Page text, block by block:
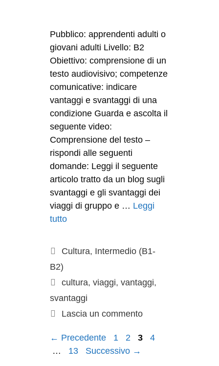
Pubblico: apprendenti adulti o
giovani adulti Livello: B2
Obiettivo: comprensione di un
testo audiovisivo; competenze
comunicative: indicare
vantaggi e svantaggi di una
condizione Guarda e ascolta il
seguente video:
Comprensione del testo –
rispondi alle seguenti
domande: Leggi il seguente
articolo tratto da un blog sugli
svantaggi e gli svantaggi dei
viaggi di gruppo e … Leggi
tutto
Cultura, Intermedio (B1-
B2)
cultura,viaggi,vantaggi,
svantaggi
Lascia un commento
← Precedente 1 2 3
4
…
13 Successivo →